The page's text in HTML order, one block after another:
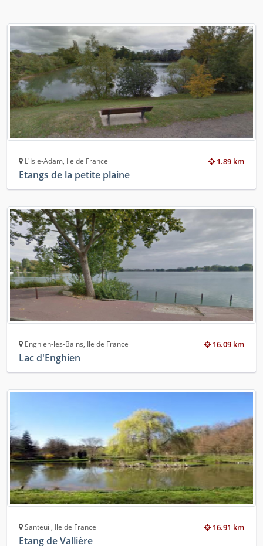
1.89 km
L'Isle-Adam, Ile de France
Etangs de la petite plaine
16.09 km
Enghien-les-Bains, Ile de France
Lac d'Enghien
16.91 km
Santeuil, Ile de France
Etang de Vallière